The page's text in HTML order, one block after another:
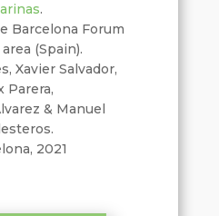
.
Barcelona Forum
(Spain).
Xavier Salvador,
Parera,
& Manuel
2021